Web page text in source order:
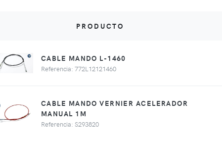
PRODUCTO
CABLE MANDO L-1460
Referencia: 772L12121460
CABLE MANDO VERNIER ACELERADOR
MANUAL 1M
Referencia: S293820